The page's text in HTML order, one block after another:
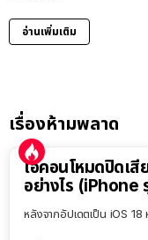
อ่านเพิ่มเติม
เรื่องห้ามพลาด
ไอคอนโหมดปิดเสี
อย่างไร
หลังจากอัปเดตเป็น iOS